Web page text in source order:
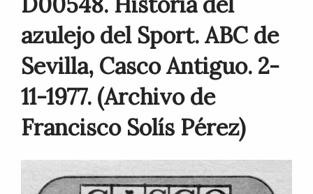
azulejo del Sport. ABC de
Sevilla, Casco Antiguo. 2-
11-1977. (Archivo de
Francisco Solís Pérez)